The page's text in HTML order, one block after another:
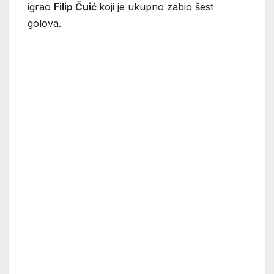
igrao Filip Čuić koji je ukupno zabio šest
golova.